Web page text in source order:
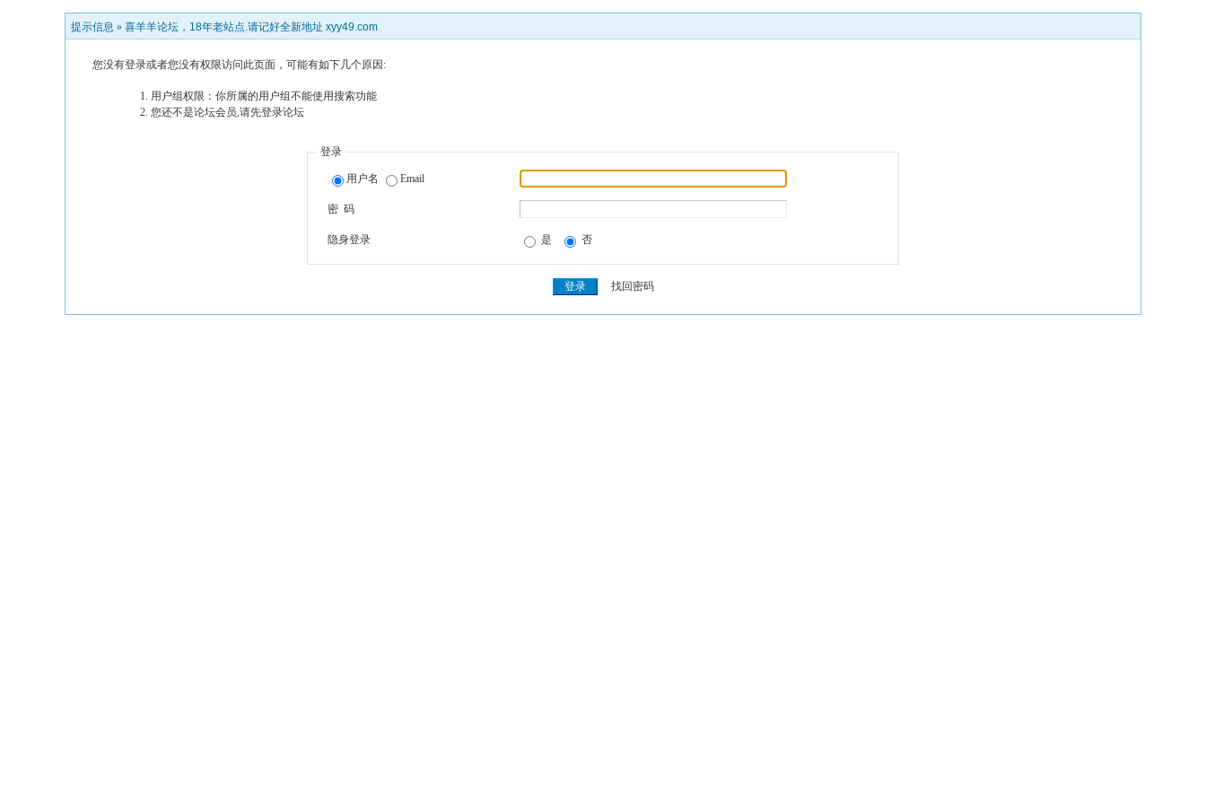
提示信息 » 喜羊羊论坛，18年老站点.请记好全新地址 xyy49.com
您没有登录或者您没有权限访问此页面，可能有如下几个原因:
用户组权限：你所属的用户组不能使用搜索功能
您还不是论坛会员,请先登录论坛
登录
用户名 Email
密 码
隐身登录 是 否
找回密码